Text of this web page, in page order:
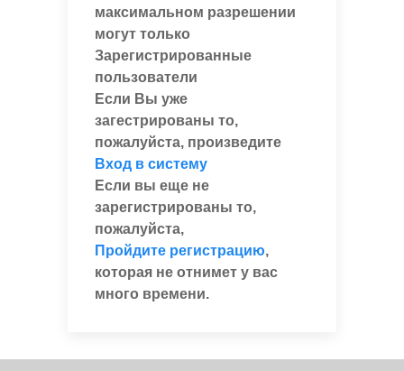
максимальном разрешении
могут только
Зарегистрированные
пользователи
Если Вы уже
загестрированы то,
пожалуйста, произведите
Вход в систему
Если вы еще не
зарегистрированы то,
пожалуйста,
Пройдите регистрацию,
которая не отнимет у вас
много времени.